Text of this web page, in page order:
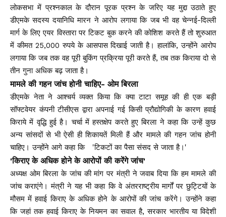
लोकसभा में प्रश्नकाल के दौरान पूरक प्रश्न के जरिए यह मुद्दा उठाते हुए
डीएमके सदस्य दयानिधि मारन ने आरोप लगाया कि जब भी वह चेन्नई-दिल्ली
मार्ग के लिए एयर विस्तारा पर टिकट बुक करने की कोशिश करते हैं तो शुरुआत
में कीमत 25,000 रुपये के आसपास दिखाई जाती है। हालांकि, उन्होंने आरोप
लगाया कि जब तक वह पूरी बुकिंग प्रक्रिया पूरी करते हैं, तब तक किराया दो से
तीन गुना अधिक बढ़ जाता है।
मामले की गहन जांच होनी चाहिए- ओम बिरला
डीएमके नेता ने आश्चर्य व्यक्त किया कि क्या टाटा समूह की ही एक बड़ी
सॉफ्टवेयर कंपनी टीसीएस द्वारा अपनाई गई किसी प्रौद्योगिकी के कारण हवाई
किराये में वृद्धि हुई है। चर्चा में हस्तक्षेप करते हुए बिरला ने कहा कि उन्हें कुछ
अन्य सांसदों से भी ऐसी ही शिकायतें मिली हैं और मामले की गहन जांच होनी
चाहिए। उन्होंने आगे कहा कि 'टिकटों का पैसा संसद से जाता है।'
'किराए के अधिक होने के आरोपों की करेंगे जांच'
अध्यक्ष ओम बिरला के जांच की मांग पर मंत्री ने जवाब दिया कि हम मामले की
जांच कराएंगे। मंत्री ने यह भी कहा कि वे अंतरराष्ट्रीय मार्गों पर छुट्टियों के
मौसम में हवाई किराए के अधिक होने के आरोपों की जांच करेंगे। उन्होंने कहा
कि जहां तक ​​हवाई किराए के नियमन का सवाल है, सरकार भारतीय या विदेशी